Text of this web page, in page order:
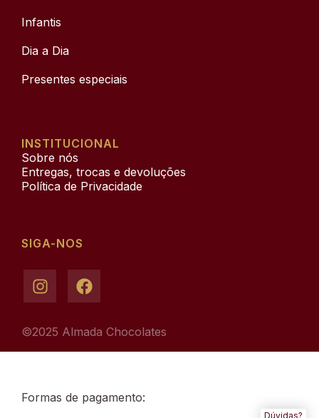
Infantis
Dia a Dia
Presentes especiais
INSTITUCIONAL
Sobre nós
Entregas, trocas e devoluções
Política de Privacidade​
SIGA-NOS
Dúvidas?
©2025 Almada Chocolates
Formas de pagamento: